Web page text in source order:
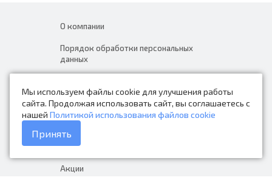
Мы используем файлы cookie для улучшения работы
сайта. Продолжая использовать сайт, вы соглашаетесь с
нашей Политикой использования файлов cookie
Принять
О компании
Порядок обработки персональных
данных
Контакты
Каталог товаров
Доставка и оплата
Акции